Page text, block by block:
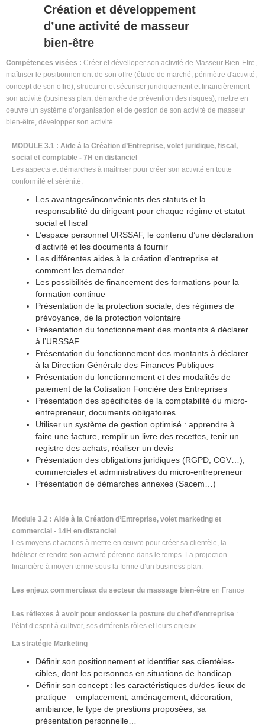
Création et développement
d’une activité de masseur
bien-être
Compétences visées : Créer et dévelloper son activité de Masseur Bien-Etre,
maîtriser le positionnement de son offre (étude de marché, périmètre d'activité,
concept de son offre), structurer et sécuriser juridiquement et financièrement
son activité (business plan, démarche de prévention des risques), mettre en
oeuvre un système d’organisation et de gestion de son activité de masseur
bien-être, développer son activité.
MODULE 3.1 : Aide à la Création d’Entreprise, volet juridique, fiscal,
social et comptable - 7H en distanciel
Les aspects et démarches à maîtriser pour créer son activité en toute
conformité et sérénité.
Les avantages/inconvénients des statuts et la
responsabilité du dirigeant pour chaque régime et statut
social et fiscal
L’espace personnel URSSAF, le contenu d’une déclaration
d’activité et les documents à fournir
Les différentes aides à la création d’entreprise et
comment les demander
Les possibilités de financement des formations pour la
formation continue
Présentation de la protection sociale, des régimes de
prévoyance, de la protection volontaire
Présentation du fonctionnement des montants à déclarer
à l’URSSAF
Présentation du fonctionnement des montants à déclarer
à la Direction Générale des Finances Publiques
Présentation du fonctionnement et des modalités de
paiement de la Cotisation Foncière des Entreprises
Présentation des spécificités de la comptabilité du micro-
entrepreneur, documents obligatoires
Utiliser un système de gestion optimisé : apprendre à
faire une facture, remplir un livre des recettes, tenir un
registre des achats, réaliser un devis
Présentation des obligations juridiques (RGPD, CGV…),
commerciales et administratives du micro-entrepreneur
Présentation de démarches annexes (Sacem…)
Module 3.2 : Aide à la Création d’Entreprise, volet marketing et
commercial - 14H en distanciel
Les moyens et actions à mettre en œuvre pour créer sa clientèle, la
fidéliser et rendre son activité pérenne dans le temps. La projection
financière à moyen terme sous la forme d’un business plan.
Les enjeux commerciaux du secteur du massage bien-être en France
Les réflexes à avoir pour endosser la posture du chef d’entreprise :
l’état d’esprit à cultiver, ses différents rôles et leurs enjeux
La stratégie Marketing
Définir son positionnement et identifier ses clientèles-
cibles, dont les personnes en situations de handicap
Définir son concept : les caractéristiques du/des lieux de
pratique – emplacement, aménagement, décoration,
ambiance, le type de prestions proposées, sa
présentation personnelle…